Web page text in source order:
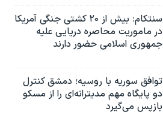
سنتکام: بیش از ۲۰ کشتی جنگی آمریکا
در ماموریت محاصره دریایی علیه
جمهوری اسلامی حضور دارند
توافق سوریه با روسیه؛ دمشق کنترل
دو پایگاه مهم مدیترانه‌ای را از مسکو
بازپس می‌گیرد